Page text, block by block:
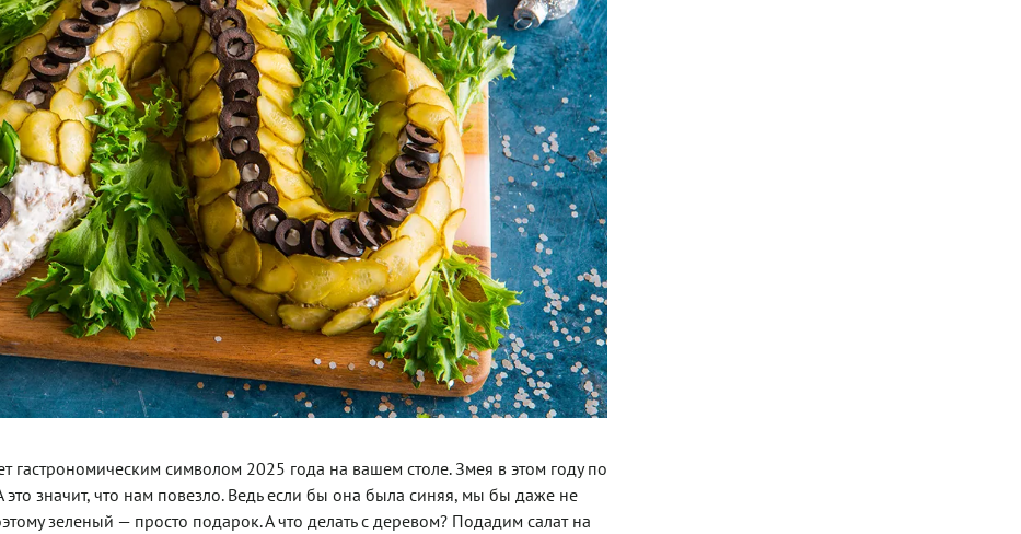
гастрономическим символом 2025 года на вашем столе. Змея в этом году по
значит, что нам повезло. Ведь если бы она была синяя, мы бы даже не
зеленый — просто подарок. А что делать с деревом? Подадим салат на